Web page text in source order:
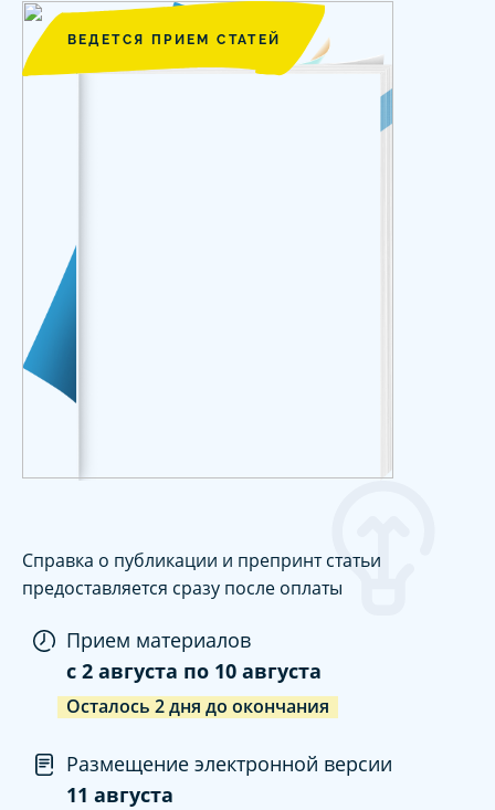
ВЕДЕТСЯ ПРИЕМ СТАТЕЙ
Справка о публикации и препринт статьи
предоставляется сразу после оплаты
Прием материалов
c 2 августа по 10 августа
Осталось 2дня до окончания
Размещение электронной версии
11 августа